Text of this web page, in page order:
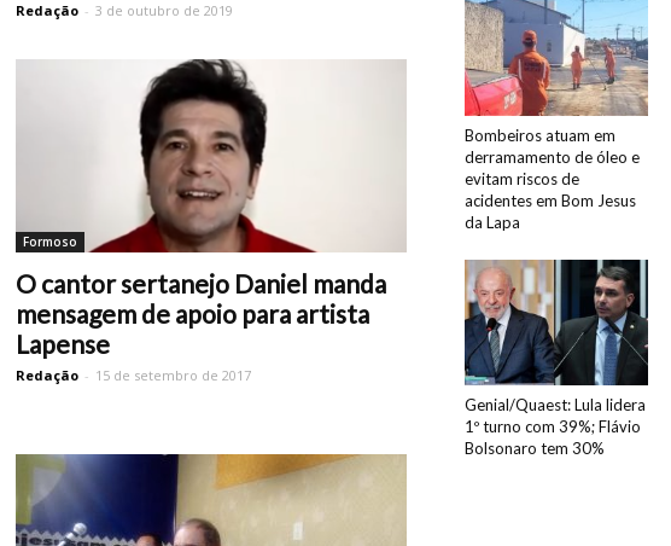
Redação - 3 de outubro de 2019
Formoso
O cantor sertanejo Daniel manda
mensagem de apoio para artista
Lapense
Redação - 15 de setembro de 2017
Bombeiros atuam em
derramamento de óleo e
evitam riscos de
acidentes em Bom Jesus
da Lapa
Genial/Quaest: Lula lidera
1º turno com 39%; Flávio
Bolsonaro tem 30%